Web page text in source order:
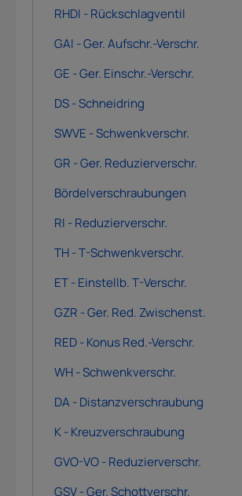
RHDI - Rückschlagventil
GAI - Ger. Aufschr.-Verschr.
GE - Ger. Einschr.-Verschr.
DS - Schneidring
SWVE - Schwenkverschr.
GR - Ger. Reduzierverschr.
Bördelverschraubungen
RI - Reduzierverschr.
TH - T-Schwenkverschr.
ET - Einstellb. T-Verschr.
GZR - Ger. Red. Zwischenst.
RED - Konus Red.-Verschr.
WH - Schwenkverschr.
DA - Distanzverschraubung
K - Kreuzverschraubung
GVO-VO - Reduzierverschr.
GSV - Ger. Schottverschr.